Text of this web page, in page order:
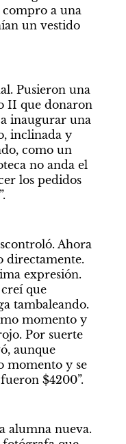
compro a una
un vestido
Pusieron una
II que donaron
inaugurar una
inclinada y
como un
no anda el
los pedidos
Ahora
directamente.
expresión.
que
tambaleando.
momento y
Por suerte
aunque
momento y se
$4200”.
alumna nueva.